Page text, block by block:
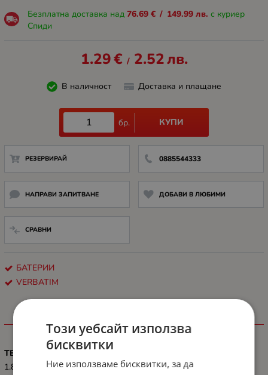
Безплатна доставка над 76.69 € / 149.99 лв. с куриер
Спиди
1.29€ / 2.52лв.
В наличност Доставка и плащане
бр. КУПИ
РЕЗЕРВИРАЙ 0885544333
НАПРАВИ ЗАПИТВАНЕ ДОБАВИ В ЛЮБИМИ
СРАВНИ
БАТЕРИИ
VERBATIM
ХАРАКТЕРИСТИКИ
ТЕГЛО, G
1.8 g
Този уебсайт използва
бисквитки
Ние използваме бисквитки, за да